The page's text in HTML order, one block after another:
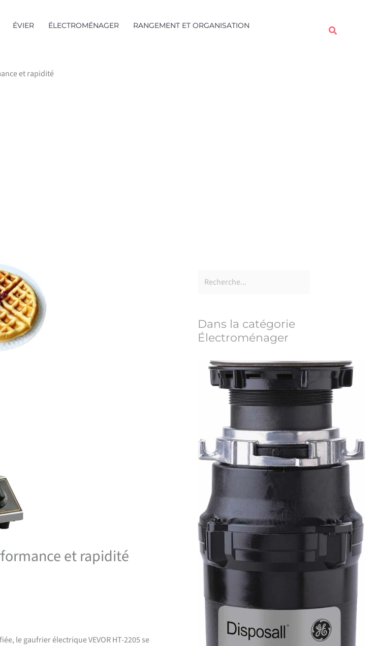
ÉVIER ÉLECTROMÉNAGER
RANGEMENT ET ORGANISATION
Rechercher
et rapidité
et rapidité
le gaufrier électrique VEVOR HT-2205 se
Dans la catégorie
Électroménager